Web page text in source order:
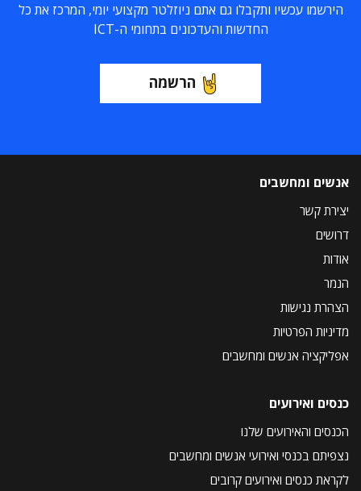
הירשמו עכשיו ותקבלו גם אתם ניוזלטר מקצועי יומי, המרכז את כל
החדשות והעדכונים בתחומי ה-ICT
הרשמה
אנשים ומחשבים
יצירת קשר
דרושים
אודות
הנמר
הצהרת נגישות
מדיניות הפרטיות
אפליקציה אנשים ומחשבים
כנסים ואירועים
הכנסים והאירועים שלנו
נצפיתם בכנסי ואירועי אנשים ומחשבים
לקראת כנסים ואירועים קרובים